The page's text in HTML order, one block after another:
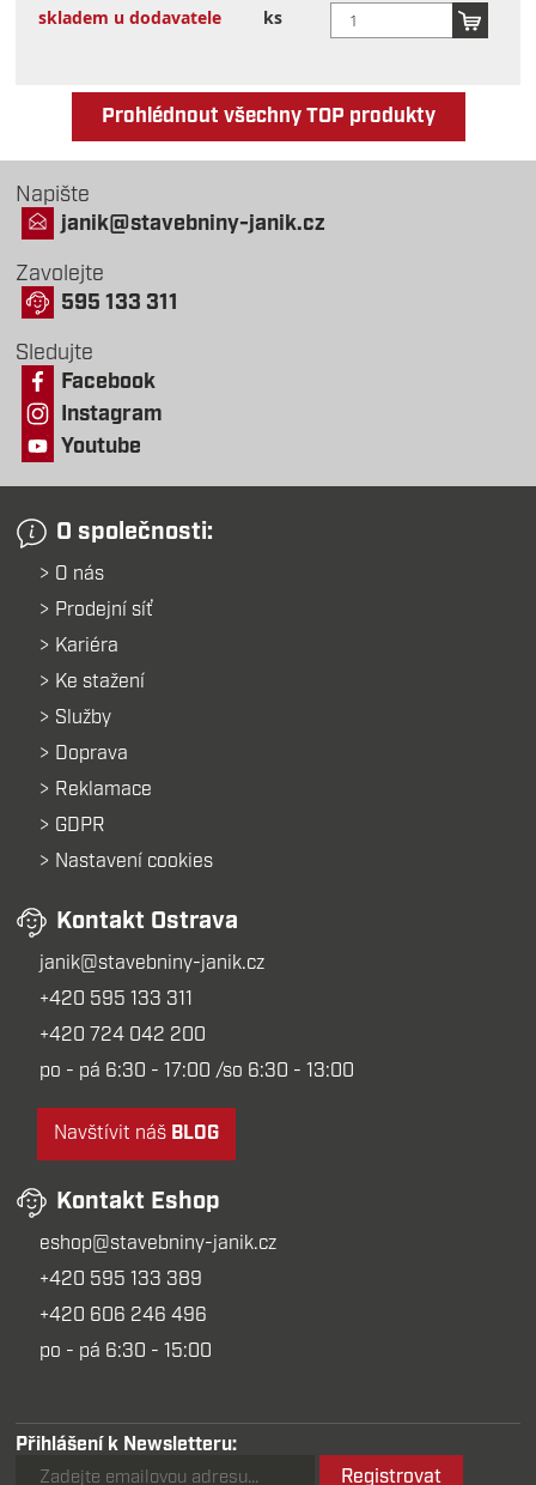
skladem u dodavatele ks
Prohlédnout všechny TOP produkty
Napište
janik@stavebniny-janik.cz
Zavolejte
595 133 311
Sledujte
Facebook
Instagram
Youtube
O společnosti:
O nás
Prodejní síť
Kariéra
Ke stažení
Služby
Doprava
Reklamace
GDPR
Nastavení cookies
Kontakt Ostrava
janik@stavebniny-janik.cz
+420 595 133 311
+420 724 042 200
po - pá 6:30 - 17:00 /so 6:30 - 13:00
Navštívit náš BLOG
Kontakt Eshop
eshop@stavebniny-janik.cz
+420 595 133 389
+420 606 246 496
po - pá 6:30 - 15:00
Přihlášení k Newsletteru:
Registrovat